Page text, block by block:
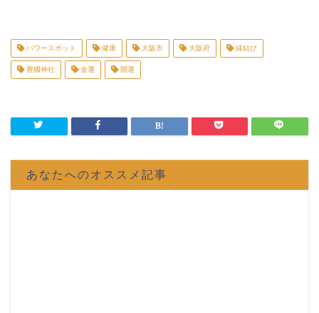
パワースポット 健康 大阪市 大阪府 縁結び
豊國神社 金運 開運
あなたへのオススメ記事